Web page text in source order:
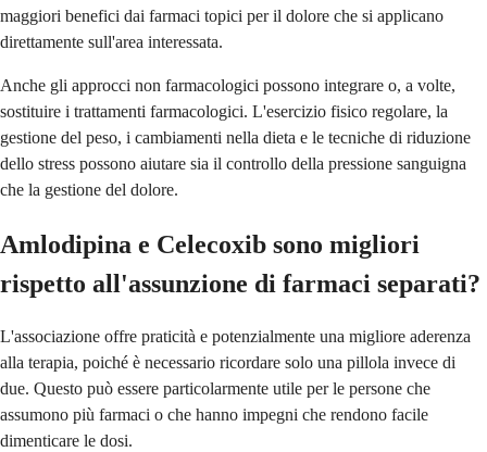
maggiori benefici dai farmaci topici per il dolore che si applicano
direttamente sull'area interessata.
Anche gli approcci non farmacologici possono integrare o, a volte,
sostituire i trattamenti farmacologici. L'esercizio fisico regolare, la
gestione del peso, i cambiamenti nella dieta e le tecniche di riduzione
dello stress possono aiutare sia il controllo della pressione sanguigna
che la gestione del dolore.
Amlodipina e Celecoxib sono migliori
rispetto all'assunzione di farmaci separati?
L'associazione offre praticità e potenzialmente una migliore aderenza
alla terapia, poiché è necessario ricordare solo una pillola invece di
due. Questo può essere particolarmente utile per le persone che
assumono più farmaci o che hanno impegni che rendono facile
dimenticare le dosi.